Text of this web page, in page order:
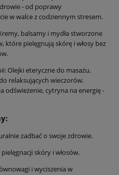
- od poprawy
w walce z codziennym stresem.
balsamy i mydła stworzone
które pielęgnują skórę i włosy bez
Olejki eteryczne do masażu,
relaksujących wieczorów.
odświeżenie, cytryna na energię -
zadbać o swoje zdrowie.
skóry i włosów.
i wyciszenia w